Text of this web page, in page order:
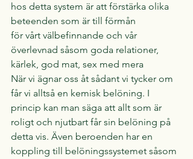
hos detta system är att förstärka olika
beteenden som är till förmån
för vårt välbefinnande och vår
överlevnad såsom goda relationer,
kärlek, god mat, sex med mera
När vi ägnar oss åt sådant vi tycker om
får vi alltså en kemisk belöning. I
princip kan man säga att allt som är
roligt och njutbart får sin belöning på
detta vis. Även beroenden har en
koppling till belöningssystemet såsom